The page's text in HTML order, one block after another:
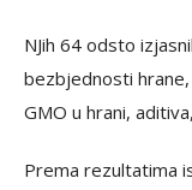
NJih 64 odsto
bezbjednosti
GMO u hrani,
Prema rezultatima